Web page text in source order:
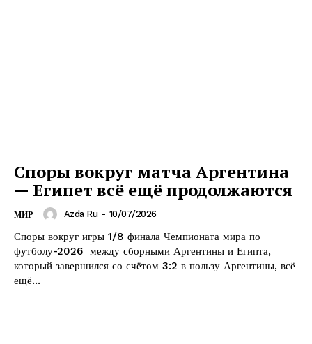
Споры вокруг матча Аргентина
— Египет всё ещё продолжаются
МИР Azda Ru - 10/07/2026
Споры вокруг игры 1/8 финала Чемпионата мира по
футболу-2026 между сборными Аргентины и Египта,
который завершился со счётом 3:2 в пользу Аргентины, всё
ещё...